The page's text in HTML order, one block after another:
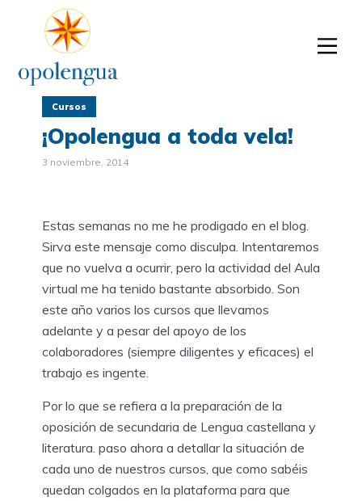
Cursos
¡Opolengua a toda vela!
3 noviembre, 2014
Estas semanas no me he prodigado en el blog.
Sirva este mensaje como disculpa. Intentaremos
que no vuelva a ocurrir, pero la actividad del Aula
virtual me ha tenido bastante absorbido. Son
este año varios los cursos que llevamos
adelante y a pesar del apoyo de los
colaboradores (siempre diligentes y eficaces) el
trabajo es ingente.
Por lo que se refiera a la preparación de la
oposición de secundaria de Lengua castellana y
literatura. paso ahora a detallar la situación de
cada uno de nuestros cursos, que como sabéis
quedan colgados en la plataforma para que